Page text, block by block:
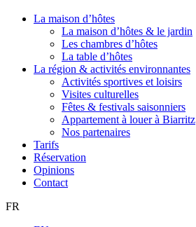
La maison d’hôtes
La maison d’hôtes & le jardin
Les chambres d’hôtes
La table d’hôtes
La région & activités environnantes
Activités sportives et loisirs
Visites culturelles
Fêtes & festivals saisonniers
Appartement à louer à Biarritz
Nos partenaires
Tarifs
Réservation
Opinions
Contact
FR